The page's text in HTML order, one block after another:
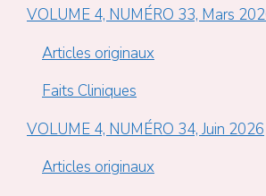
VOLUME 4, NUMÉRO 33, Mars
Articles originaux
Faits Cliniques
VOLUME 4, NUMÉRO 34, Juin 2026
Articles originaux